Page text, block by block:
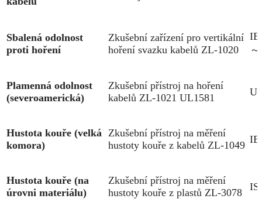
Sbalená odolnost
proti hoření
Zkušební zařízení pro vertikální
hoření svazku kabelů ZL-1020
Plamenná odolnost
(severoamerická)
Zkušební přístroj na hoření
kabelů ZL-1021 UL1581
Hustota kouře (velká
komora)
Zkušební přístroj na měření
hustoty kouře z kabelů ZL-1049
Hustota kouře (na
úrovni materiálu)
Zkušební přístroj na měření
hustoty kouře z plastů ZL-3078